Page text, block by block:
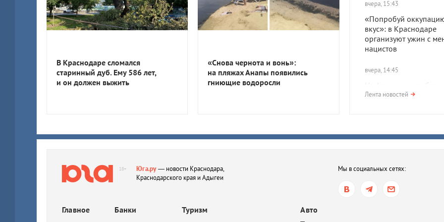
вчера, 15:43
«Попробуй
вкус»: в Краснодаре
организуют ужин с
нацистов
вчера, 14:45
На Азишском хребте в
нашли поселение
В Тихорецке мать
продолжить терапию
вчера, 14:04
Лента новостей
В Краснодаре сломался
старинный дуб. Ему 586 лет,
и он должен выжить
«Снова чернота и вонь»:
на пляжах Анапы появились
гниющие водоросли
18+ Юга.ру— новости Краснодара,
Краснодарского края и Адыгеи
Мы в социальных сетях:
Главное Банки Туризм
Авто